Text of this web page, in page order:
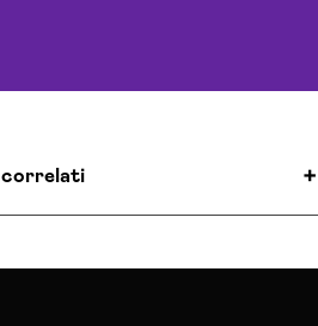
correlati